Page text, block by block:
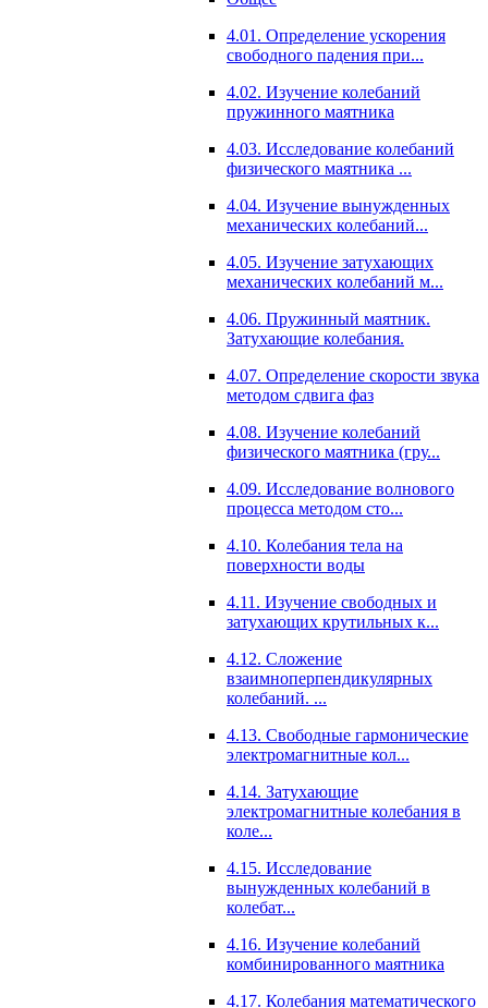
4.01. Определение ускорения
свободного падения при...
4.02. Изучение колебаний
пружинного маятника
4.03. Исследование колебаний
физического маятника ...
4.04. Изучение вынужденных
механических колебаний...
4.05. Изучение затухающих
механических колебаний м...
4.06. Пружинный маятник.
Затухающие колебания.
4.07. Определение скорости звука
методом сдвига фаз
4.08. Изучение колебаний
физического маятника (гру...
4.09. Исследование волнового
процесса методом сто...
4.10. Колебания тела на
поверхности воды
4.11. Изучение свободных и
затухающих крутильных к...
4.12. Сложение
взаимноперпендикулярных
колебаний. ...
4.13. Свободные гармонические
электромагнитные кол...
4.14. Затухающие
электромагнитные колебания в
коле...
4.15. Исследование
вынужденных колебаний в
колебат...
4.16. Изучение колебаний
комбинированного маятника
4.17. Колебания математического